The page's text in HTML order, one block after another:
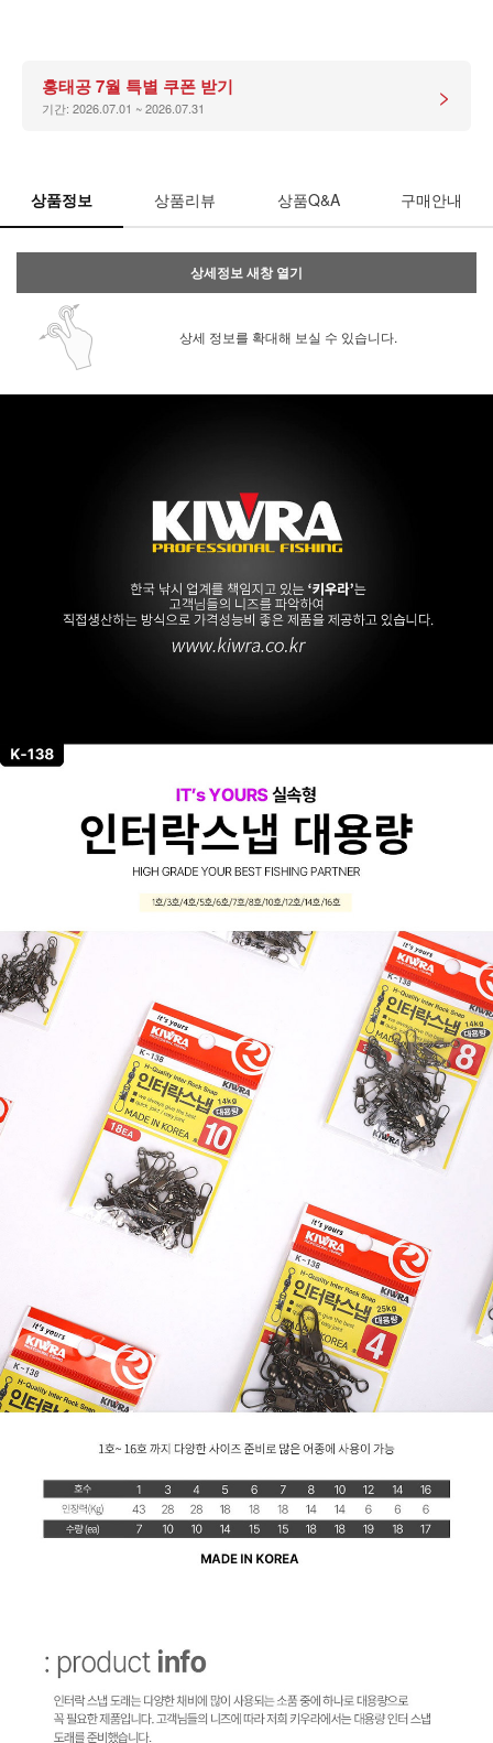
홍태공 7월 특별 쿠폰 받기
기간: 2026.07.01 ~ 2026.07.31 >
상품정보 상품리뷰 상품Q&A 구매안내
상세정보 새창 열기
상세 정보를 확대해 보실 수 있습니다.